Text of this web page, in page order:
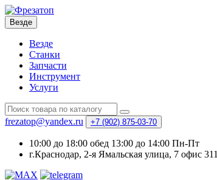
Везде
Везде
Станки
Запчасти
Инструмент
Услуги
frezatop@yandex.ru +7 (902) 875-03-70
10:00 до 18:00 обед 13:00 до 14:00 Пн-Пт
г.Краснодар, 2-я Ямальская улица, 7 офис 311